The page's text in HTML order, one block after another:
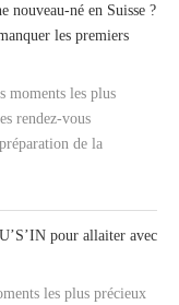
nouveau-né en Suisse ?
les premiers
moments les plus
rendez-vous
de la
pour allaiter avec
les plus précieux